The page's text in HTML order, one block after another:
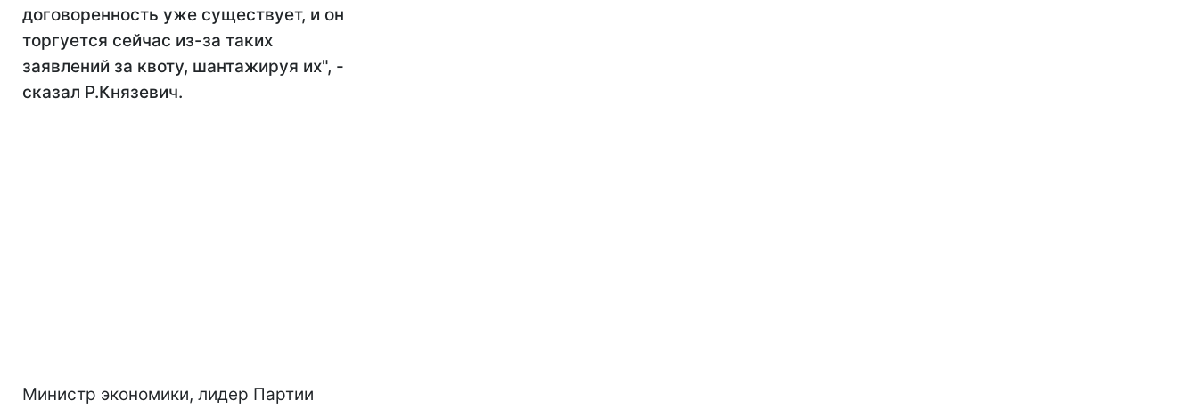
договоренность уже существует, и он
торгуется сейчас из-за таких
заявлений за квоту, шантажируя их", -
сказал Р.Князевич.
Министр экономики, лидер Партии